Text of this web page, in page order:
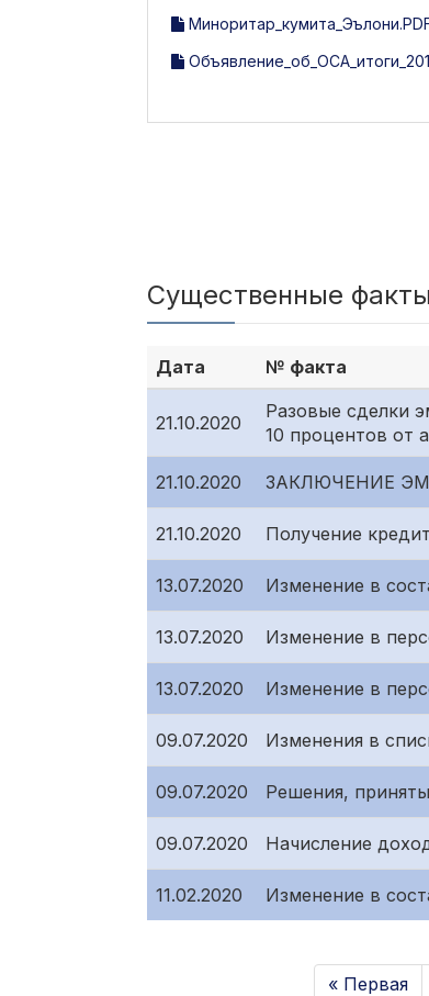
Существенные факты
Дата № факта
21.10.2020
Разовые сделки
10 процентов от
21.10.2020 ЗАКЛЮЧЕНИЕ
21.10.2020 Получение
13.07.2020 Изменение в
13.07.2020 Изменение в
13.07.2020 Изменение в
09.07.2020 Изменения в
09.07.2020 Решения,
09.07.2020 Начисление
11.02.2020 Изменение в
« Первая